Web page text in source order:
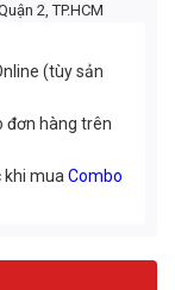
2, TP.HCM
(tùy sản
đơn hàng trên
khi muaCombo